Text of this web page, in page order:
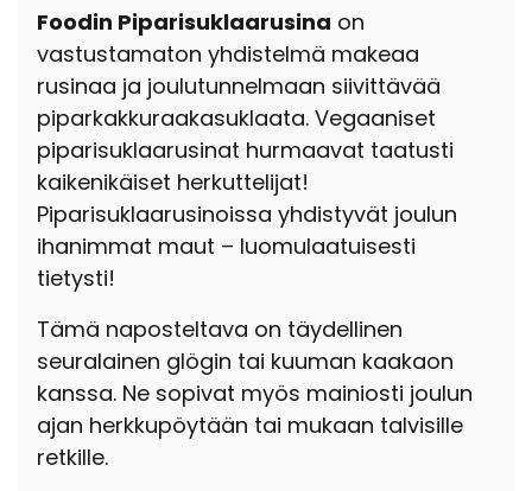
Foodin Piparisuklaarusina on
vastustamaton yhdistelmä makeaa
rusinaa ja joulutunnelmaan siivittävää
piparkakkuraakasuklaata. Vegaaniset
piparisuklaarusinat hurmaavat taatusti
kaikenikäiset herkuttelijat!
Piparisuklaarusinoissa yhdistyvät joulun
ihanimmat maut – luomulaatuisesti
tietysti!
Tämä naposteltava on täydellinen
seuralainen glögin tai kuuman kaakaon
kanssa. Ne sopivat myös mainiosti joulun
ajan herkkupöytään tai mukaan talvisille
retkille.